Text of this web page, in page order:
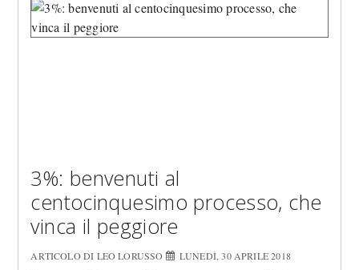
3%: benvenuti al
centocinquesimo processo, che
vinca il peggiore
ARTICOLO DI LEO LORUSSO LUNEDÌ, 30 APRILE 2018